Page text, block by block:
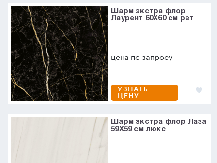
Шарм экстра флор
Лаурент 60X60 см рет
цена по запросу
УЗНАТЬ
ЦЕНУ
Шарм экстра флор Лаза
59X59 см люкс